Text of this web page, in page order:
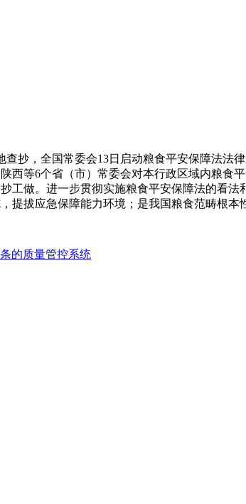
，全国常委会13日启动粮食平安保障法法
西等6个省（市）常委会对本行政区域内粮食
工做。进一步贯彻实施粮食平安保障法的看
提拔应急保障能力环境；是我国粮食范畴根
的质量管控系统